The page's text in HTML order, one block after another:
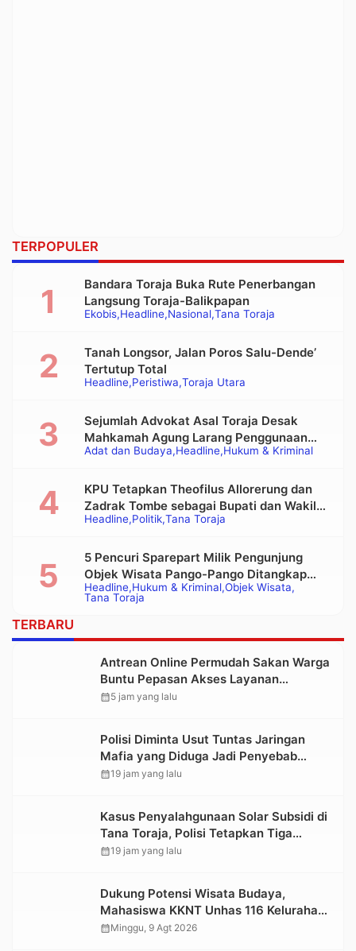
TERPOPULER
Ekobis Headline Nasional Tana Toraja
Bandara Toraja Buka Rute Penerbangan
Langsung Toraja-Balikpapan
Headline Peristiwa Toraja Utara
Tanah Longsor, Jalan Poros Salu-Dende’
Tertutup Total
Adat dan Budaya Headline Hukum & Kriminal
Sejumlah Advokat Asal Toraja Desak
Mahkamah Agung Larang Penggunaan
Alat Berat pada Eksekusi Rumah Adat
Headline Politik Tana Toraja
KPU Tetapkan Theofilus Allorerung dan
Zadrak Tombe sebagai Bupati dan Wakil
Bupati Tana Toraja Terpilih
Headline Hukum & Kriminal Objek Wisata
Tana Toraja
5 Pencuri Sparepart Milik Pengunjung
Objek Wisata Pango-Pango Ditangkap
Polisi
TERBARU
Antrean Online Permudah Sakan Warga
Buntu Pepasan Akses Layanan
Kesehatan Tanpa Hambatan
calendar_month5 jam yang lalu
Polisi Diminta Usut Tuntas Jaringan
Mafia yang Diduga Jadi Penyebab
Kelangkaan BBM di Toraja
calendar_month19 jam yang lalu
Kasus Penyalahgunaan Solar Subsidi di
Tana Toraja, Polisi Tetapkan Tiga
Tersangka Baru
calendar_month19 jam yang lalu
Dukung Potensi Wisata Budaya,
Mahasiswa KKNT Unhas 116 Kelurahan
Nonongan Utara Pasang Papan
calendar_monthMinggu, 9 Agt 2026